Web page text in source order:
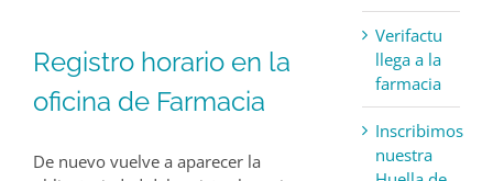
Registro horario en la
oficina de Farmacia
De nuevo vuelve a aparecer la
Verifactu
llega a la
farmacia
Inscribimos
nuestra